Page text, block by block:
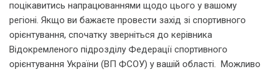
поцікавитись напрацюваннями щодо цього у вашому
регіоні. Якщо ви бажаєте провести захід зі спортивного
орієнтування, спочатку зверніться до керівника
Відокремленого підрозділу Федерації спортивного
орієнтування України (ВП ФСОУ) у вашій області. Можливо